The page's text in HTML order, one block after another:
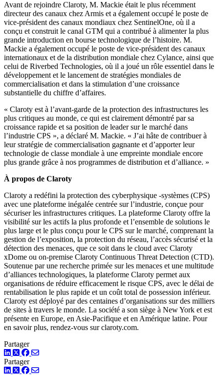
Avant de rejoindre Claroty, M. Mackie était le plus récemment
directeur des canaux chez Armis et a également occupé le poste de
vice-président des canaux mondiaux chez SentinelOne, où il a
conçu et construit le canal GTM qui a contribué à alimenter la plus
grande introduction en bourse technologique de l’histoire. M.
Mackie a également occupé le poste de vice-président des canaux
internationaux et de la distribution mondiale chez Cylance, ainsi que
celui de Riverbed Technologies, où il a joué un rôle essentiel dans le
développement et le lancement de stratégies mondiales de
commercialisation et dans la stimulation d’une croissance
substantielle du chiffre d’affaires.
« Claroty est à l’avant-garde de la protection des infrastructures les
plus critiques au monde, ce qui est clairement démontré par sa
croissance rapide et sa position de leader sur le marché dans
l’industrie CPS », a déclaré M. Mackie. « J’ai hâte de contribuer à
leur stratégie de commercialisation gagnante et d’apporter leur
technologie de classe mondiale à une empreinte mondiale encore
plus grande grâce à nos programmes de distribution et d’alliance. »
À propos de Claroty
Claroty a redéfini la protection des cyberphysique -systèmes (CPS)
avec une plateforme inégalée centrée sur l’industrie, conçue pour
sécuriser les infrastructures critiques. La plateforme Claroty offre la
visibilité sur les actifs la plus profonde et l’ensemble de solutions le
plus large et le plus conçu pour le CPS sur le marché, comprenant la
gestion de l’exposition, la protection du réseau, l’accès sécurisé et la
détection des menaces, que ce soit dans le cloud avec Claroty
xDome ou on-premise Claroty Continuous Threat Detection (CTD).
Soutenue par une recherche primée sur les menaces et une multitude
d’alliances technologiques, la plateforme Claroty permet aux
organisations de réduire efficacement le risque CPS, avec le délai de
rentabilisation le plus rapide et un coût total de possession inférieur.
Claroty est déployé par des centaines d’organisations sur des milliers
de sites à travers le monde. La société a son siège à New York et est
présente en Europe, en Asie-Pacifique et en Amérique latine. Pour
en savoir plus, rendez-vous sur claroty.com.
Partager
LinkedIn
TwitterFacebook
Partager
LinkedIn
TwitterFacebook